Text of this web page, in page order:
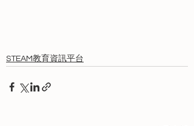
STEAM教育資訊平台